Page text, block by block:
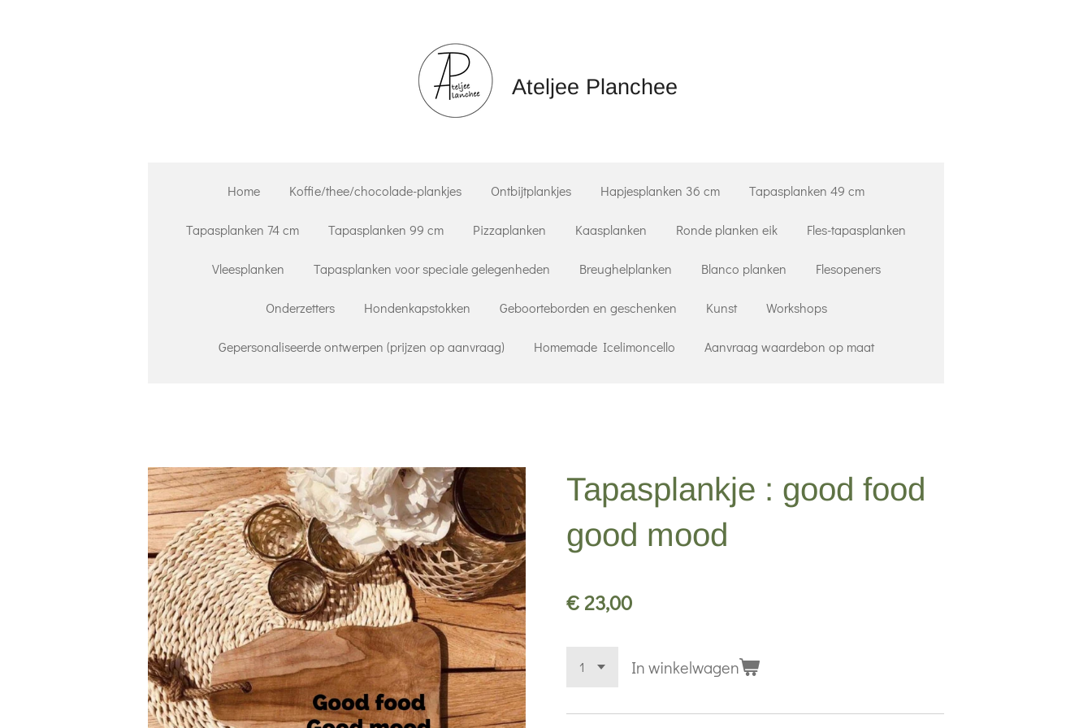
Ateljee Planchee
Home Koffie/thee/chocolade-plankjes Ontbijtplankjes Hapjesplanken 36 cm Tapasplanken 49 cm
Tapasplanken 74 cm Tapasplanken 99 cm Pizzaplanken Kaasplanken Ronde planken eik Fles-tapasplanken
Vleesplanken Tapasplanken voor speciale gelegenheden Breughelplanken Blanco planken Flesopeners
Onderzetters Hondenkapstokken Geboorteborden en geschenken Kunst Workshops
Gepersonaliseerde ontwerpen (prijzen op aanvraag) Homemade Icelimoncello Aanvraag waardebon op maat
Tapasplankje : good food
good mood
€ 23,00
In winkelwagen